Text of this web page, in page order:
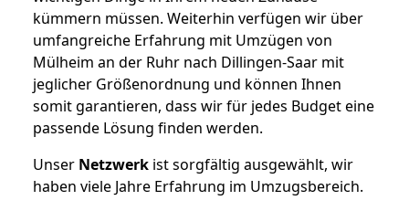
kümmern müssen. Weiterhin verfügen wir über
umfangreiche Erfahrung mit Umzügen von
Mülheim an der Ruhr nach Dillingen-Saar mit
jeglicher Größenordnung und können Ihnen
somit garantieren, dass wir für jedes Budget eine
passende Lösung finden werden.
Unser Netzwerk ist sorgfältig ausgewählt, wir
haben viele Jahre Erfahrung im Umzugsbereich.